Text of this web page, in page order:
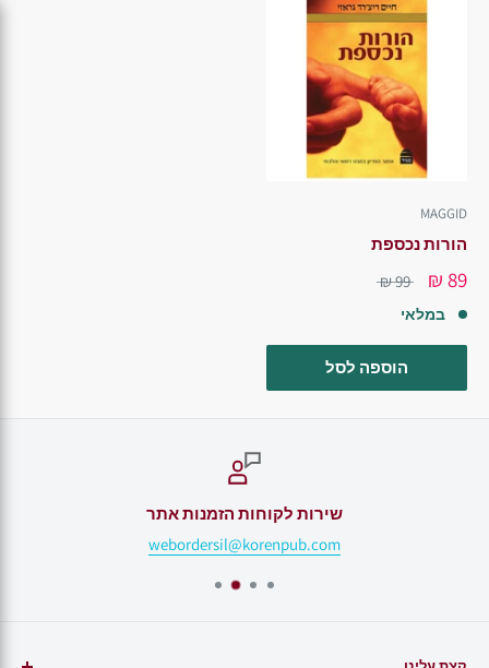
MAGGID
הורות נכספת
89 ₪
99 ₪
במלאי
הוספה לסל
שירות לקוחות הזמנות אתר
webordersil@korenpub.com